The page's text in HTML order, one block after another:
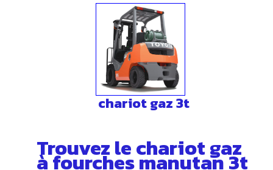
chariot gaz 3t
Trouvez le chariot gaz
à fourches manutan 3t